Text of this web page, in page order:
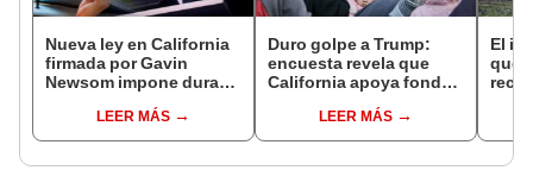
Nueva ley en California
firmada por Gavin
Newsom impone duras
conductores por una
infracción común
LEER MÁS
Duro golpe a Trump:
encuesta revela que
California apoya fondos
inmigrantes en EEUU
LEER MÁS
El
que
asno